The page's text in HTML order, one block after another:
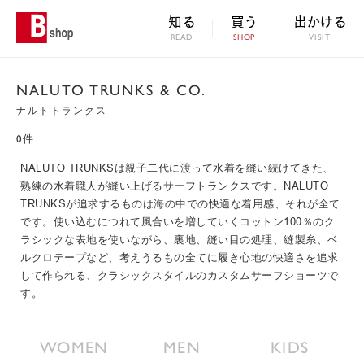
知る
READ
買う
SHOP
出かける
VISIT
NALUTO TRUNKS & CO.
ナルトトランクス
0件
NALUTO TRUNKSは親子二代に渡って水着を縫い続けてきた、
熟練の水着職人が縫い上げるサーフトランクスです。NALUTO
TRUNKSが追求するものは海の中での快適な着用感、それが全て
です。使い込むにつれて風合いを増していくコットン100％のク
ラシックな表地を使いながら、裏地、縫い目の処理、縫製糸、ベ
ルクロテープなど、考えうるもの全てに履き心地の快適さを追求
して作られる、クラシックスタイルのカスタムサーフショーツで
す。
WOMEN MEN KIDS